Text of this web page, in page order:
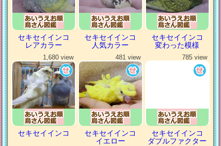
セキセイインコ
レアカラー
セキセイインコ
人気カラー
セキセイインコ
変わった模様
1,680 view
セキセイインコ
481 view
セキセイインコ
イエロー
785 view
セキセイインコ
ダブルファクター